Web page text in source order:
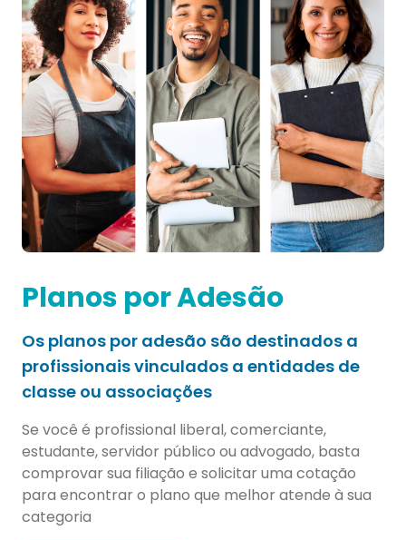
Planos por Adesão
Os planos por adesão são destinados a
profissionais vinculados a entidades de
classe ou associações
Se você é profissional liberal, comerciante,
estudante, servidor público ou advogado, basta
comprovar sua filiação e solicitar uma cotação
para encontrar o plano que melhor atende à sua
categoria